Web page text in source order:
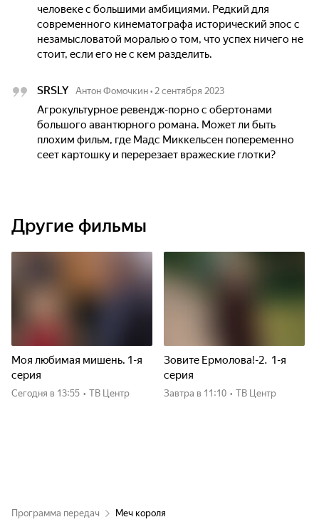
человеке с большими амбициями. Редкий для
современного кинематографа исторический эпос с
незамысловатой моралью о том, что успех ничего не
стоит, если его не с кем разделить.
SRSLY Антон Фомочкин • 2 сентября 2023
Агрокультурное ревендж-порно с обертонами
большого авантюрного романа. Может ли быть
плохим фильм, где Мадс Миккельсен попеременно
сеет картошку и перерезает вражеские глотки?
Другие фильмы
Моя любимая мишень. 1-я
серия
Сегодня в 13:55 • ТВ Центр
Зовите Ермолова!-2. 1-я
серия
Завтра в 11:10 • ТВ Центр
Программа передач Меч короля